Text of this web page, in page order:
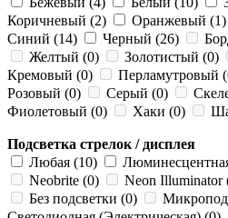
Коричневый (2)
Оранжевый (1)
Синий (14)
Черный (26)
Желтый (0)
Золотистый (0)
Кремовый (0)
Перламутровый
Розовый (0)
Серый (0)
Фиолетовый (0)
Хаки (0)
Подсветка стрелок / дисплея
Любая (10)
Neobrite (0)
Neon Illuminator
Без подсветки (0)